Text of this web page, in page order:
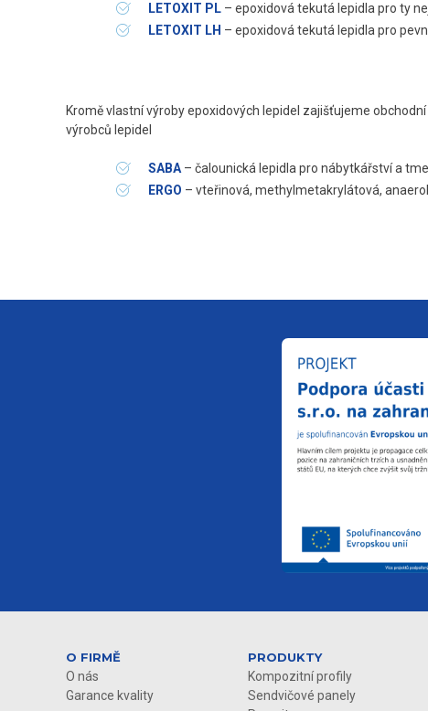
LETOXIT PL – epoxidová tekutá lepidla pro ty
LETOXIT LH – epoxidová tekutá lepidla pro
Kromě vlastní výroby epoxidových lepidel zajišťujeme
výrobců lepidel
SABA – čalounická lepidla pro nábytkářství a
ERGO – vteřinová, methylmetakrylátová,
O FIRMĚ
O nás
Garance kvality
PRODUKTY
Kompozitní profily
Sendvičové panely